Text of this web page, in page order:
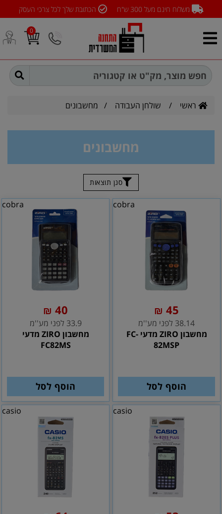
משלוח חינם מעל 300 ש"ח הכתובת שלך לכל צרכי העסק
0
ראשי / שולחן העבודה / מחשבונים
מחשבונים
סנן תוצאות
cobra
45
₪
38.14 לפני מע''מ
מחשבון ZIRO מדעי FC-
82MSP
הוסף לסל
cobra
40
₪
33.9 לפני מע''מ
מחשבון ZIRO מדעי
FC82MS
הוסף לסל
casio
casio